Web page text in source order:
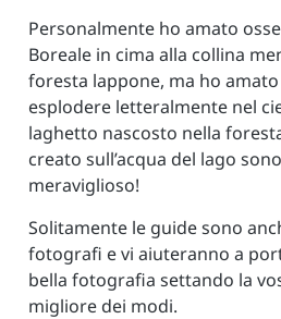
Personalmente ho amato
Boreale in cima alla collina
foresta lappone, ma ho
esplodere letteralmente nel
laghetto nascosto nella
creato sull’acqua del lago
meraviglioso!
Solitamente le guide sono
fotografi e vi aiuteranno a
bella fotografia settando la
migliore dei modi.